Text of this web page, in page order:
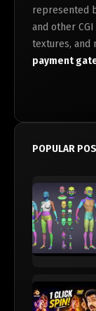
represented
and other
textures, and
payment
POPULAR